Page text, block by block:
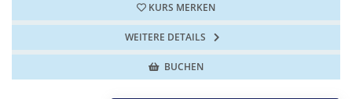
KURS MERKEN
WEITERE DETAILS
BUCHEN